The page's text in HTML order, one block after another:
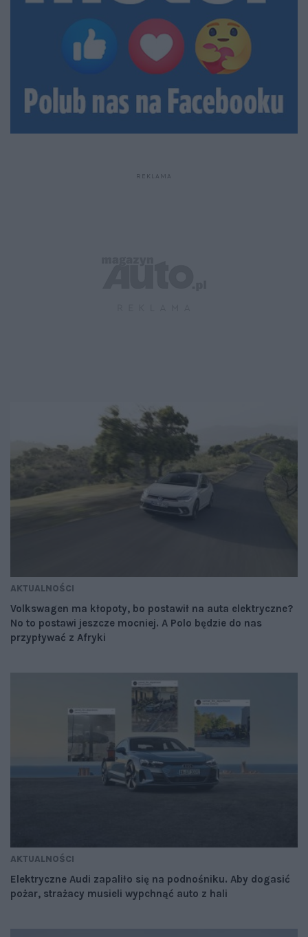
AKTUALNOŚCI
Volkswagen ma kłopoty, bo postawił na auta elektryczne?
No to postawi jeszcze mocniej. A Polo będzie do nas
przypływać z Afryki
AKTUALNOŚCI
Elektryczne Audi zapaliło się na podnośniku. Aby dogasić
pożar, strażacy musieli wypchnąć auto z hali